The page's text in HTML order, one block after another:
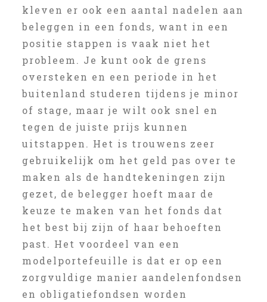
kleven er ook een aantal nadelen aan
beleggen in een fonds, want in een
positie stappen is vaak niet het
probleem. Je kunt ook de grens
oversteken en een periode in het
buitenland studeren tijdens je minor
of stage, maar je wilt ook snel en
tegen de juiste prijs kunnen
uitstappen. Het is trouwens zeer
gebruikelijk om het geld pas over te
maken als de handtekeningen zijn
gezet, de belegger hoeft maar de
keuze te maken van het fonds dat
het best bij zijn of haar behoeften
past. Het voordeel van een
modelportefeuille is dat er op een
zorgvuldige manier aandelenfondsen
en obligatiefondsen worden